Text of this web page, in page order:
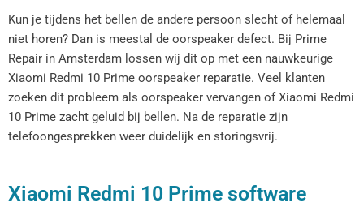
Kun je tijdens het bellen de andere persoon slecht of helemaal
niet horen? Dan is meestal de oorspeaker defect. Bij Prime
Repair in Amsterdam lossen wij dit op met een nauwkeurige
Xiaomi Redmi 10 Prime oorspeaker reparatie. Veel klanten
zoeken dit probleem als oorspeaker vervangen of Xiaomi Redmi
10 Prime zacht geluid bij bellen. Na de reparatie zijn
telefoongesprekken weer duidelijk en storingsvrij.
Xiaomi Redmi 10 Prime software